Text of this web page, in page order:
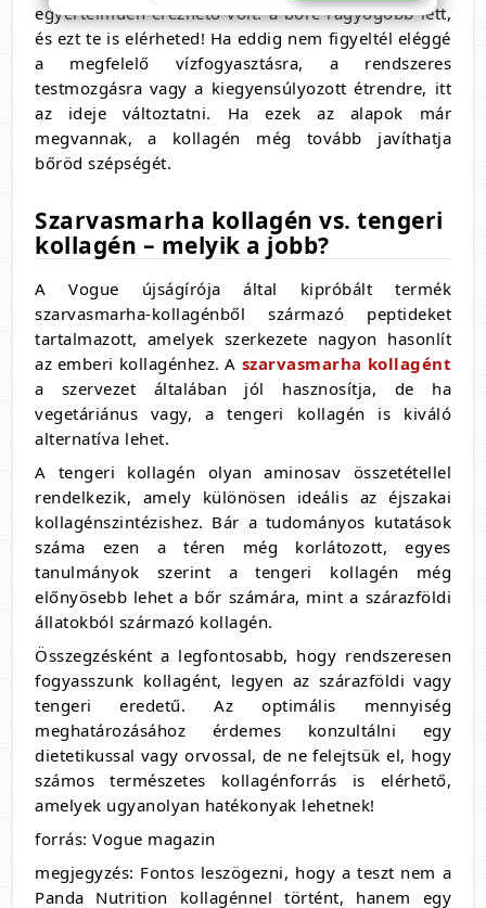
egyértelműen érezhető volt: a bőre ragyogóbb lett,
és ezt te is elérheted! Ha eddig nem figyeltél eléggé
a megfelelő vízfogyasztásra, a rendszeres
testmozgásra vagy a kiegyensúlyozott étrendre, itt
az ideje változtatni. Ha ezek az alapok már
megvannak, a kollagén még tovább javíthatja
bőröd szépségét.
Szarvasmarha kollagén vs. tengeri
kollagén – melyik a jobb?
A Vogue újságírója által kipróbált termék
szarvasmarha-kollagénből származó peptideket
tartalmazott, amelyek szerkezete nagyon hasonlít
az emberi kollagénhez. A szarvasmarha kollagént
a szervezet általában jól hasznosítja, de ha
vegetáriánus vagy, a tengeri kollagén is kiváló
alternatíva lehet.
A tengeri kollagén olyan aminosav összetétellel
rendelkezik, amely különösen ideális az éjszakai
kollagénszintézishez. Bár a tudományos kutatások
száma ezen a téren még korlátozott, egyes
tanulmányok szerint a tengeri kollagén még
előnyösebb lehet a bőr számára, mint a szárazföldi
állatokból származó kollagén.
Összegzésként a legfontosabb, hogy rendszeresen
fogyasszunk kollagént, legyen az szárazföldi vagy
tengeri eredetű. Az optimális mennyiség
meghatározásához érdemes konzultálni egy
dietetikussal vagy orvossal, de ne felejtsük el, hogy
számos természetes kollagénforrás is elérhető,
amelyek ugyanolyan hatékonyak lehetnek!
forrás: Vogue magazin
megjegyzés: Fontos leszögezni, hogy a teszt nem a
Panda Nutrition kollagénnel történt, hanem egy